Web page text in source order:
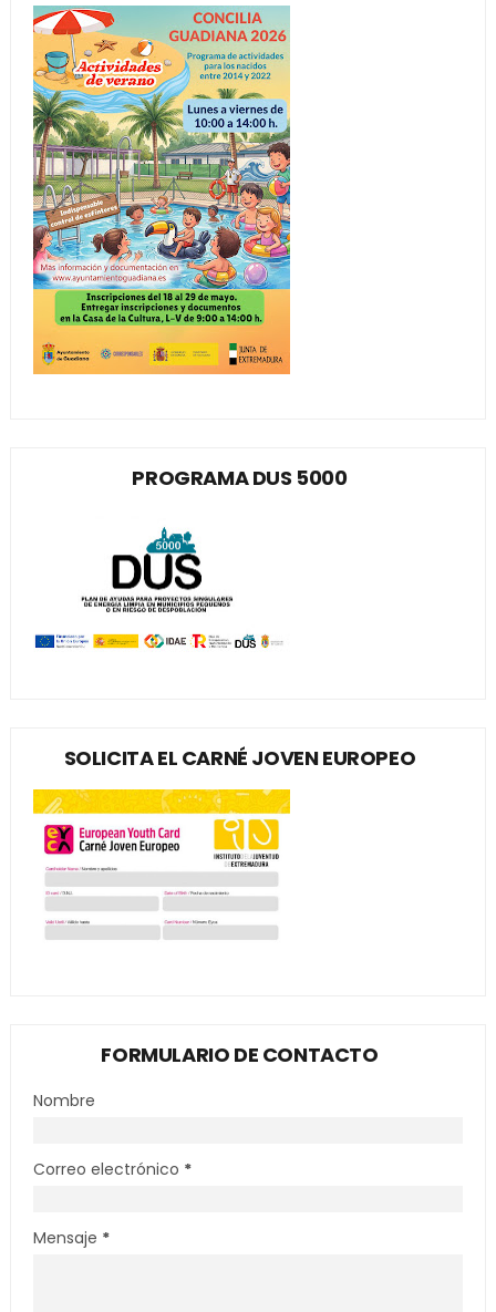
PROGRAMA DUS 5000
SOLICITA EL CARNÉ JOVEN EUROPEO
FORMULARIO DE CONTACTO
Nombre
Correo electrónico *
Mensaje *